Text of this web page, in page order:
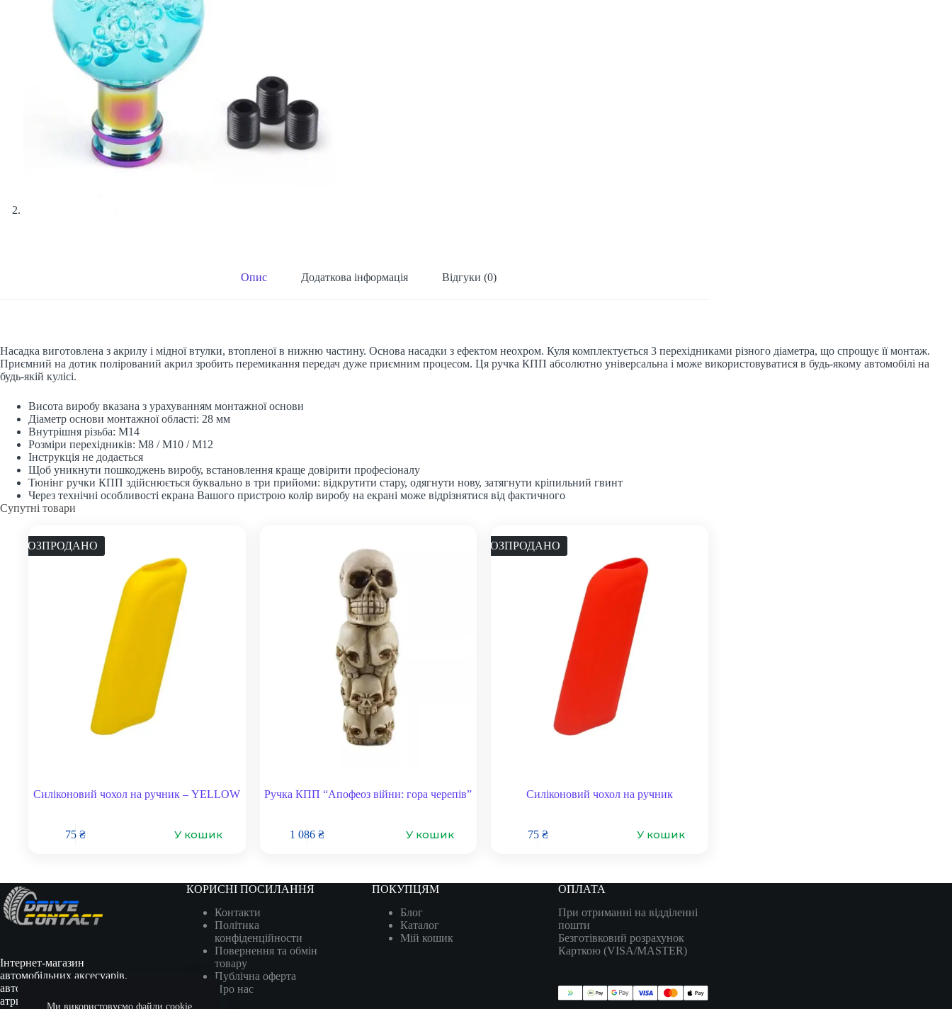
Ми використовуємо файли cookie
Опис Додаткова інформація Відгуки (0)
Насадка виготовлена з акрилу і мідної втулки, втопленої в нижню частину. Основа насадки з ефектом неохром. Куля комплектується 3 перехідниками різного діаметра, що спрощує її монтаж.
Приємний на дотик полірований акрил зробить перемикання передач дуже приємним процесом. Ця ручка КПП абсолютно універсальна і може використовуватися в будь-якому автомобілі на
будь-якій кулісі.
Висота виробу вказана з урахуванням монтажної основи
Діаметр основи монтажної області: 28 мм
Внутрішня різьба: M14
Розміри перехідників: M8 / M10 / M12
Інструкція не додається
Щоб уникнути пошкоджень виробу, встановлення краще довірити професіоналу
Тюнінг ручки КПП здійснюється буквально в три прийоми: відкрутити стару, одягнути нову, затягнути кріпильний гвинт
Через технічні особливості екрана Вашого пристрою колір виробу на екрані може відрізнятися від фактичного
Супутні товари
РОЗПРОДАНО
Силіконовий чохол на ручник – YELLOW
75₴ У кошик
Ручка КПП “Апофеоз війни: гора черепів”
1 086 ₴ У кошик
РОЗПРОДАНО
Силіконовий чохол на ручник
75₴ У кошик
Інтернет-магазин
автомобільних аксесуарів,
автотоварів, гоночної
атрибутики та сувенірів.
КОРИСНІ ПОСИЛАННЯ
Контакти
Політика
конфіденційности
Повернення та обмін
товару
Публічна оферта
Про нас
ПОКУПЦЯМ
Блог
Каталог
Мій кошик
ОПЛАТА
При отриманні на відділенні
пошти
Безготівковий розрахунок
Карткою (VISA/MASTER)